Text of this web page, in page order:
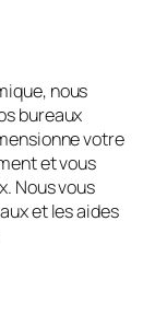
nous
bureaux
votre
et vous
Nous vous
et les aides